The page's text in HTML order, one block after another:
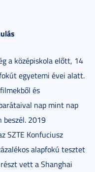
a középiskola előtt, 14
egyetemi évei alatt.
és
nap mint nap
beszél. 2019
SZTE Konfuciusz
alapfokú tesztet
vett a Shanghai